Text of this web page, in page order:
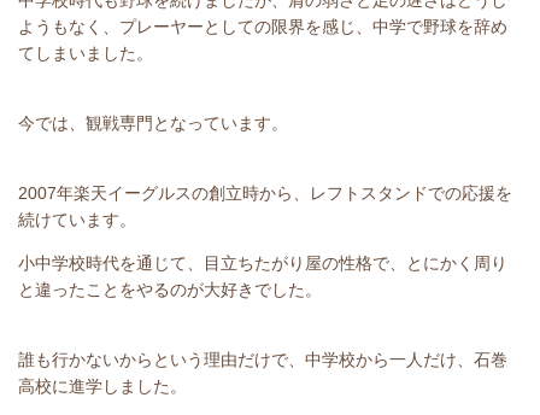
ようもなく、プレーヤーとしての限界を感じ、中学で野球を辞め
てしまいました。
今では、観戦専門となっています。
2007年楽天イーグルスの創立時から、レフトスタンドでの応援を
続けています。
小中学校時代を通じて、目立ちたがり屋の性格で、とにかく周り
と違ったことをやるのが大好きでした。
誰も行かないからという理由だけで、中学校から一人だけ、石巻
高校に進学しました。